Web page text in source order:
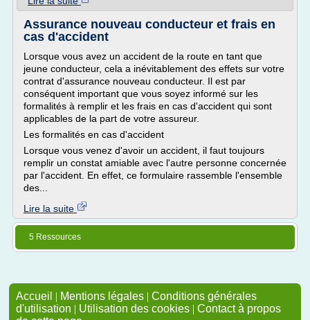
Assurance nouveau conducteur et frais en
cas d'accident
Lorsque vous avez un accident de la route en tant que
jeune conducteur, cela a inévitablement des effets sur votre
contrat d'assurance nouveau conducteur. Il est par
conséquent important que vous soyez informé sur les
formalités à remplir et les frais en cas d'accident qui sont
applicables de la part de votre assureur.
Les formalités en cas d'accident
Lorsque vous venez d'avoir un accident, il faut toujours
remplir un constat amiable avec l'autre personne concernée
par l'accident. En effet, ce formulaire rassemble l'ensemble
des...
Lire la suite
5 Ressources
Accueil | Mentions légales | Conditions générales
d'utilisation | Utilisation des cookies | Contact à propos